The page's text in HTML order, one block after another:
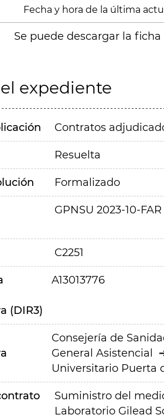
Fecha y hora de la última
Se puede descargar la
expediente
Contratos
Resuelta
Formalizado
GPNSU 2023-10-FAR
C2251
(DIR3)
A13013776
Consejería de
General Asistencial
Universitario Puerta
Suministro del
Laboratorio Gilead